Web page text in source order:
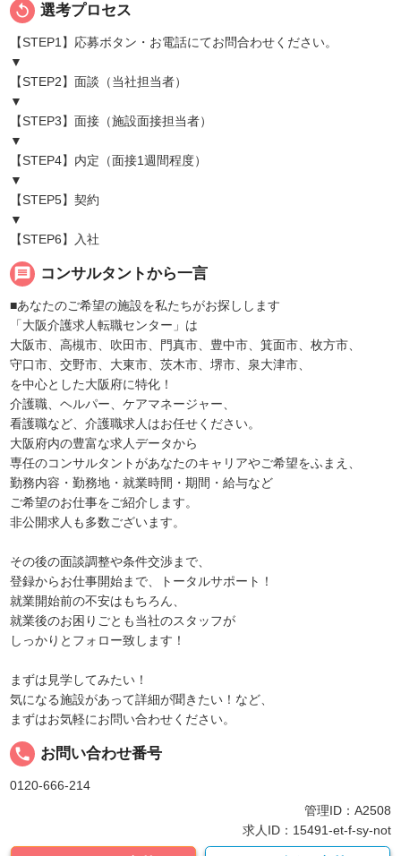
replay 選考プロセス
【STEP1】応募ボタン・お電話にてお問合わせください。
▼
【STEP2】面談（当社担当者）
▼
【STEP3】面接（施設面接担当者）
▼
【STEP4】内定（面接1週間程度）
▼
【STEP5】契約
▼
【STEP6】入社
message コンサルタントから一言
■あなたのご希望の施設を私たちがお探しします
「大阪介護求人転職センター」は
大阪市、高槻市、吹田市、門真市、豊中市、箕面市、枚方市、
守口市、交野市、大東市、茨木市、堺市、泉大津市、
を中心とした大阪府に特化！
介護職、ヘルパー、ケアマネージャー、
看護職など、介護職求人はお任せください。
大阪府内の豊富な求人データから
専任のコンサルタントがあなたのキャリアやご希望をふまえ、
勤務内容・勤務地・就業時間・期間・給与など
ご希望のお仕事をご紹介します。
非公開求人も多数ございます。
その後の面談調整や条件交渉まで、
登録からお仕事開始まで、トータルサポート！
就業開始前の不安はもちろん、
就業後のお困りごとも当社のスタッフが
しっかりとフォロー致します！
まずは見学してみたい！
気になる施設があって詳細が聞きたい！など、
まずはお気軽にお問い合わせください。
local_phone お問い合わせ番号
0120-666-214
管理ID：A2508
求人ID：15491-et-f-sy-not